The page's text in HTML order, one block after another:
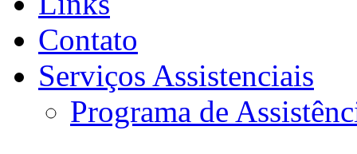
Contato
Serviços Assistenciais
Programa de